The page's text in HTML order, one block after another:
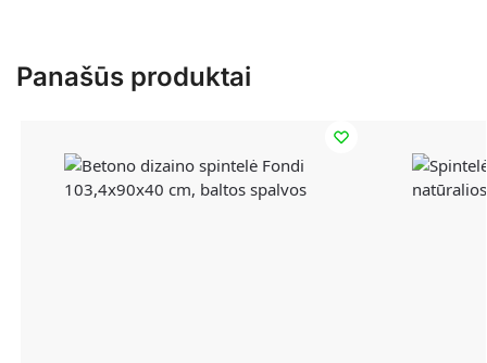
Panašūs produktai